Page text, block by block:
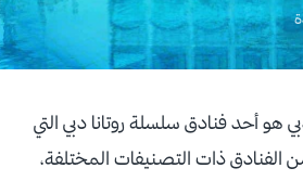
هو أحد فنادق سلسلة روتانا دبي التي
ذات التصنيفات المختلفة،